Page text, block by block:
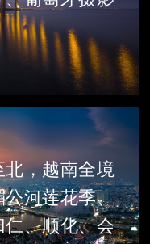
，越南全境
河莲花季、
、顺化、会